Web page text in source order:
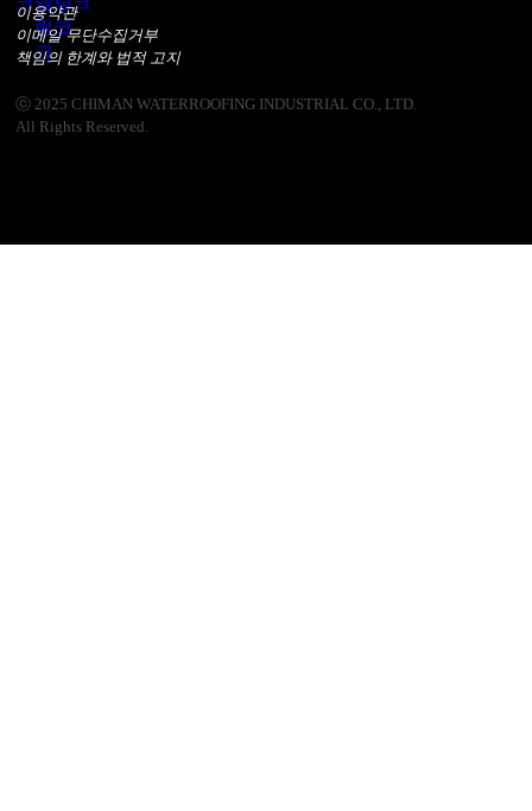
이용약관
이메일 무단수집거부
책임의 한계와 법적 고지
ⓒ 2025 CHIMAN WATERROOFING INDUSTRIAL CO., LTD.
All Rights Reserved.